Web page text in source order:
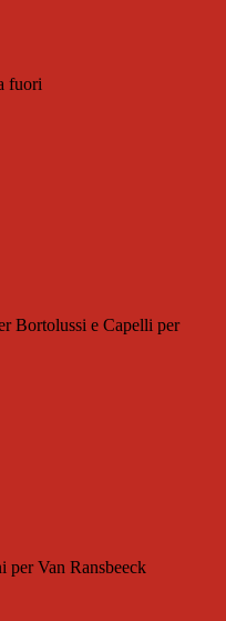
fuori
Bortolussi e Capelli per
per Van Ransbeeck